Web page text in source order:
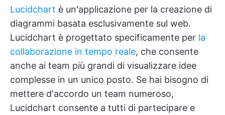
Lucidchart è un'applicazione per la creazione di
diagrammi basata esclusivamente sul web.
Lucidchart è progettato specificamente per la
collaborazione in tempo reale, che consente
anche ai team più grandi di visualizzare idee
complesse in un unico posto. Se hai bisogno di
mettere d'accordo un team numeroso,
Lucidchart consente a tutti di partecipare e